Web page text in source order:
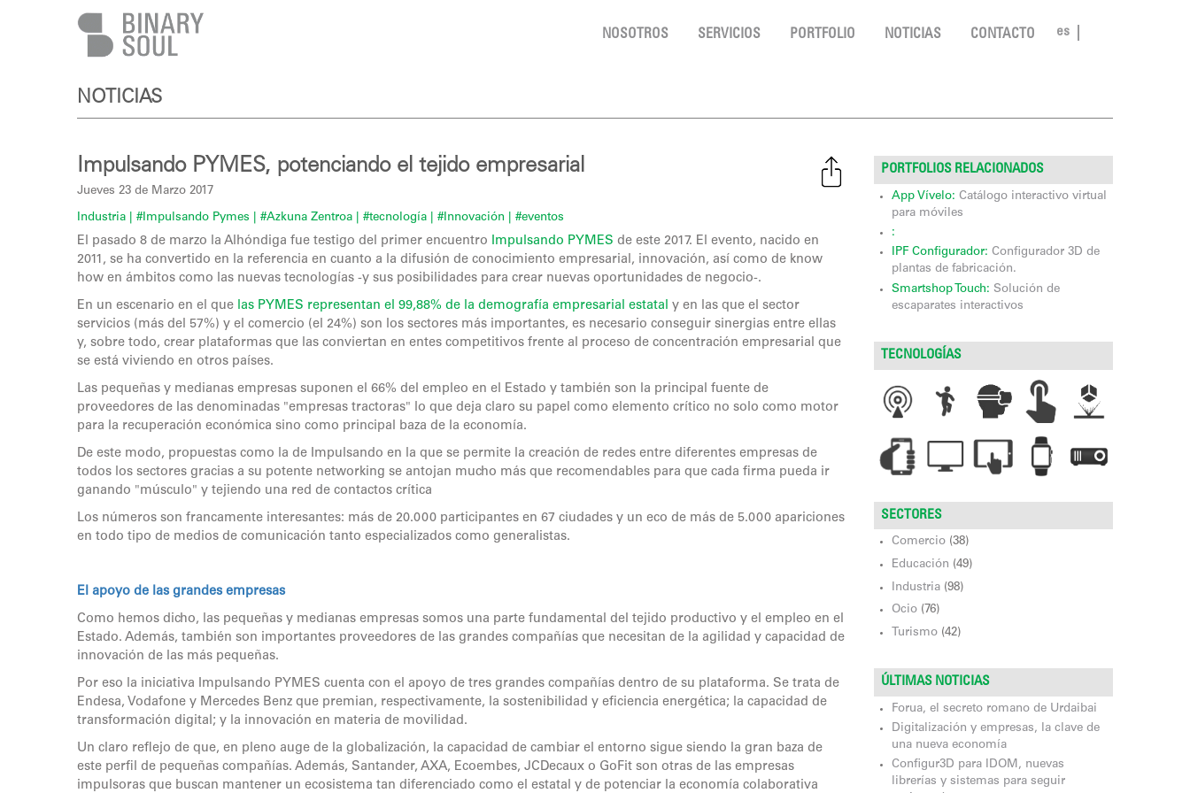
es
NOSOTROS SERVICIOS PORTFOLIO NOTICIAS CONTACTO
NOTICIAS
Impulsando PYMES, potenciando el tejido empresarial
Jueves 23 de Marzo 2017
Industria | #Impulsando Pymes | #Azkuna Zentroa | #tecnología | #Innovación
| #eventos
El pasado 8 de marzo la Alhóndiga fue testigo del primer encuentro
Impulsando PYMES de este 2017. El evento, nacido en
2011, se ha convertido en la referencia en cuanto a la difusión de conocimiento empresarial, innovación, así como de know
how en ámbitos como las nuevas tecnologías -y sus posibilidades para crear nuevas oportunidades de negocio-.
En un escenario en el que las PYMES representan el 99,88% de la demografía empresarial estatal
y en las que el sector
servicios (más del 57%) y el comercio (el 24%) son los sectores más importantes, es necesario conseguir sinergias entre ellas
y, sobre todo, crear plataformas que las conviertan en entes competitivos frente al proceso de concentración empresarial que
se está viviendo en otros países.
Las pequeñas y medianas empresas suponen el 66% del empleo en el Estado y también son la principal fuente de
proveedores de las denominadas "empresas tractoras" lo que deja claro su papel como elemento crítico no solo como motor
para la recuperación económica sino como principal baza de la economía.
De este modo, propuestas como la de Impulsando en la que se permite la creación de redes entre diferentes empresas de
todos los sectores gracias a su potente networking se antojan mucho más que recomendables para que cada firma pueda ir
ganando "músculo" y tejiendo una red de contactos crítica
Los números son francamente interesantes: más de 20.000 participantes en 67 ciudades y un eco de más de 5.000 apariciones
en todo tipo de medios de comunicación tanto especializados como generalistas.
El apoyo de las grandes empresas
Como hemos dicho, las pequeñas y medianas empresas somos una parte fundamental del tejido productivo y el empleo en el
Estado. Además, también son importantes proveedores de las grandes compañías que necesitan de la agilidad y capacidad de
innovación de las más pequeñas.
Por eso la iniciativa Impulsando PYMES cuenta con el apoyo de tres grandes compañías dentro de su plataforma. Se trata de
Endesa, Vodafone y Mercedes Benz que premian, respectivamente, la sostenibilidad y eficiencia energética; la capacidad de
transformación digital; y la innovación en materia de movilidad.
Un claro reflejo de que, en pleno auge de la globalización, la capacidad de cambiar el entorno sigue siendo la gran baza de
este perfil de pequeñas compañías. Además, Santander, AXA, Ecoembes, JCDecaux o GoFit son otras de las empresas
impulsoras que buscan mantener un ecosistema tan diferenciado como el estatal y de potenciar la economía colaborativa
PORTFOLIOS RELACIONADOS
App Vívelo:Catálogo interactivo virtual
para móviles
:
IPF Configurador:Configurador 3D de
plantas de fabricación.
Smartshop Touch: Solución de
escaparates interactivos
TECNOLOGÍAS
SECTORES
Comercio (38)
Educación (49)
Industria (98)
Ocio (76)
Turismo (42)
ÚLTIMAS NOTICIAS
Forua, el secreto romano de Urdaibai
Digitalización y empresas, la clave de
una nueva economía
Configur3D para IDOM, nuevas
librerías y sistemas para seguir